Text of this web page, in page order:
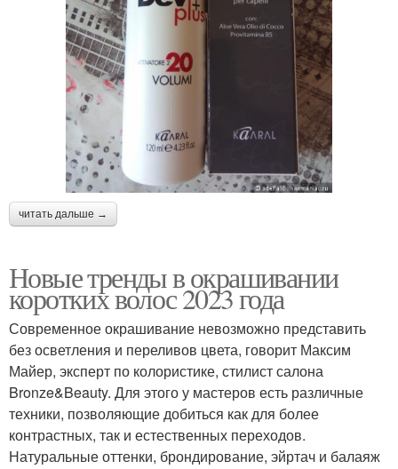
читать дальше →
Новые тренды в окрашивании
коротких волос 2023 года
Современное окрашивание невозможно представить
без осветления и переливов цвета, говорит Максим
Майер, эксперт по колористике, стилист салона
Bronze&Beauty. Для этого у мастеров есть различные
техники, позволяющие добиться как для более
контрастных, так и естественных переходов.
Натуральные оттенки, брондирование, эйртач и балаяж